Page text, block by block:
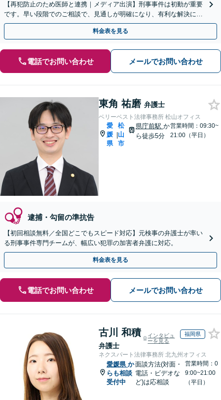
【再犯防止のため医師と連携｜メディア出演】刑事事件は初動が重要
です。早い段階でのご相談で、見通しが明確になり、有利な解決に繋
がる可能性あり。一人で抱え込まずまずはご相談ください
料金表を見る
電話でお問い合わせ メールでお問い合わせ
東角 祐磨 弁護士
ベリーベスト法律事務所 松山オフィス
愛
媛
県
|
松
山
市
県庁前駅 か
ら徒歩5分
営業時間：09:30~
21:00（平日）
逮捕・勾留の準抗告
【初回相談無料／全国どこでもスピード対応】元検事の弁護士が率い
る刑事事件専門チームが、幅広い犯罪の加害者弁護に対応。
料金表を見る
電話でお問い合わせ メールでお問い合わせ
古川 和積
弁護士
インタビュ
ーを見る
福岡県
ネクスパート法律事務所 北九州オフィス
愛媛県 か
らも相談
受付中
面談方法(対面・
電話・ビデオな
ど)は応相談
営業時間：0
9:00~21:00
（平日）